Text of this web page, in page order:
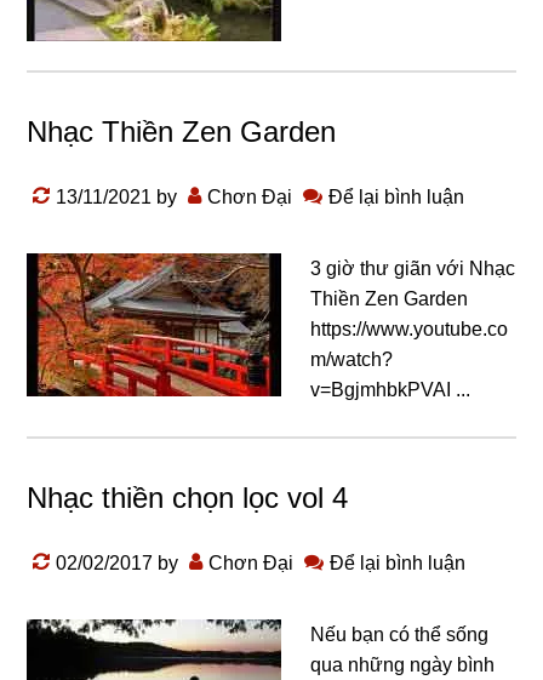
Nhạc Thiền Zen Garden
13/11/2021 by Chơn Đại Để lại bình luận
3 giờ thư giãn với Nhạc
Thiền Zen Garden
https://www.youtube.co
m/watch?
v=BgjmhbkPVAI ...
Nhạc thiền chọn lọc vol 4
02/02/2017 by Chơn Đại Để lại bình luận
Nếu bạn có thể sống
qua những ngày bình